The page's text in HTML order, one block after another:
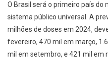
O Brasil será o primeiro país
sistema público universal. A
milhões de doses em 2024,
fevereiro, 470 mil em março,
mil em setembro, e 421 mil em